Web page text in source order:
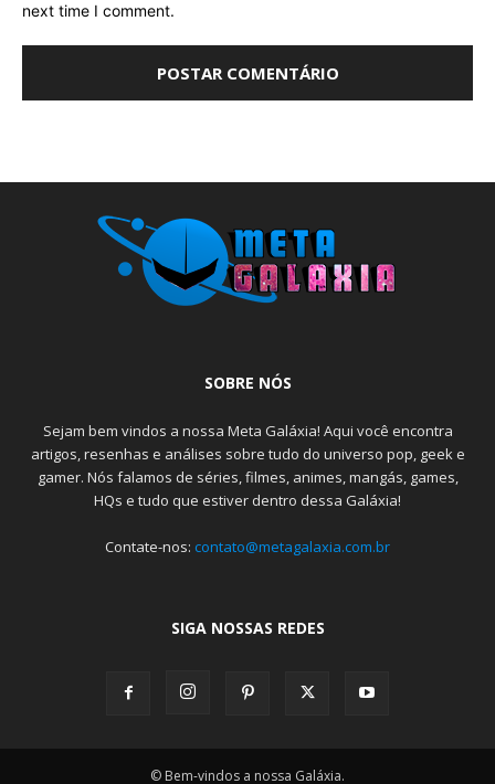
next time I comment.
SOBRE NÓS
Sejam bem vindos a nossa Meta Galáxia! Aqui você encontra
artigos, resenhas e análises sobre tudo do universo pop, geek e
gamer. Nós falamos de séries, filmes, animes, mangás, games,
HQs e tudo que estiver dentro dessa Galáxia!
Contate-nos: contato@metagalaxia.com.br
SIGA NOSSAS REDES
© Bem-vindos a nossa Galáxia.